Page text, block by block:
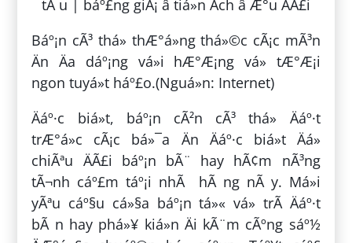
Báº¡n cÃ³ thá» thÆ°á»ng thá»©c cÃ¡c mÃ³n
Än Äa dáº¡ng vá»i hÆ°Æ¡ng vá» tÆ°Æ¡i
ngon tuyá»t háº£o.(Nguá»n: Internet)
Äáº·c biá»t, báº¡n cÃ²n cÃ³ thá» Äáº·t
trÆ°á»c cÃ¡c bá»¯a Än Äáº·c biá»t Äá»
chiÃªu ÄÃ£i báº¡n bÃ¨ hay hÃ¢m nÃ³ng
tÃ¬nh cáº£m táº¡i nhÃ hÃ ng nÃ y. Má»i
yÃªu cáº§u cá»§a báº¡n tá»« vá» trÃ­ Äáº·t
bÃ n hay phá»¥ kiá»n Äi kÃ¨m cÃºng sáº½